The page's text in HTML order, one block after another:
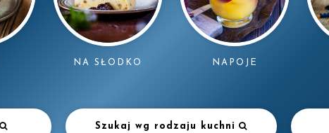
NA SŁODKO NAPOJE
Szukaj wg rodzaju kuchni